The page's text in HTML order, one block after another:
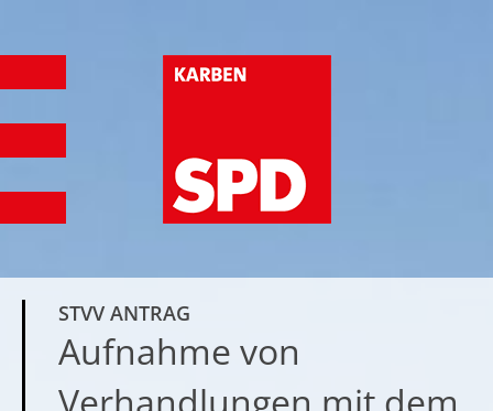
STVV ANTRAG
Aufnahme von